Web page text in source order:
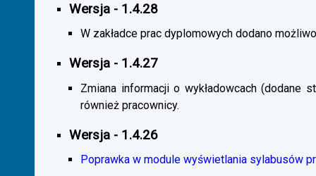
Wersja - 1.4.28
W zakładce prac dyplomowych dodano
Wersja - 1.4.27
Zmiana informacji o wykładowcach (dodane
również pracownicy.
Wersja - 1.4.26
Poprawka w module wyświetlania sylabusów